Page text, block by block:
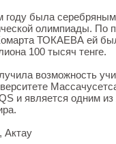
была
олимпиады. По
ТОКАЕВА ей
100 тысяч тенге.
возможность
и является одним